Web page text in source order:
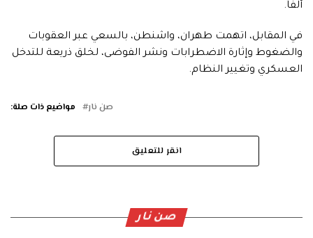
ألفاً.
في المقابل، اتهمت طهران، واشنطن، بالسعي عبر العقوبات
والضغوط وإثارة الاضطرابات ونشر الفوضى، لخلق ذريعة للتدخل
العسكري وتغيير النظام.
مواضيع ذات صلة: صن نار
انقر للتعليق
صن نار